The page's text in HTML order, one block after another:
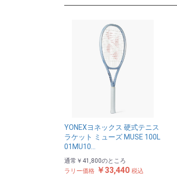
YONEXヨネックス 硬式テニス
ラケット ミューズ MUSE 100L
01MU10…
通常 ￥41,800のところ
ラリー価格 ￥33,440 税込